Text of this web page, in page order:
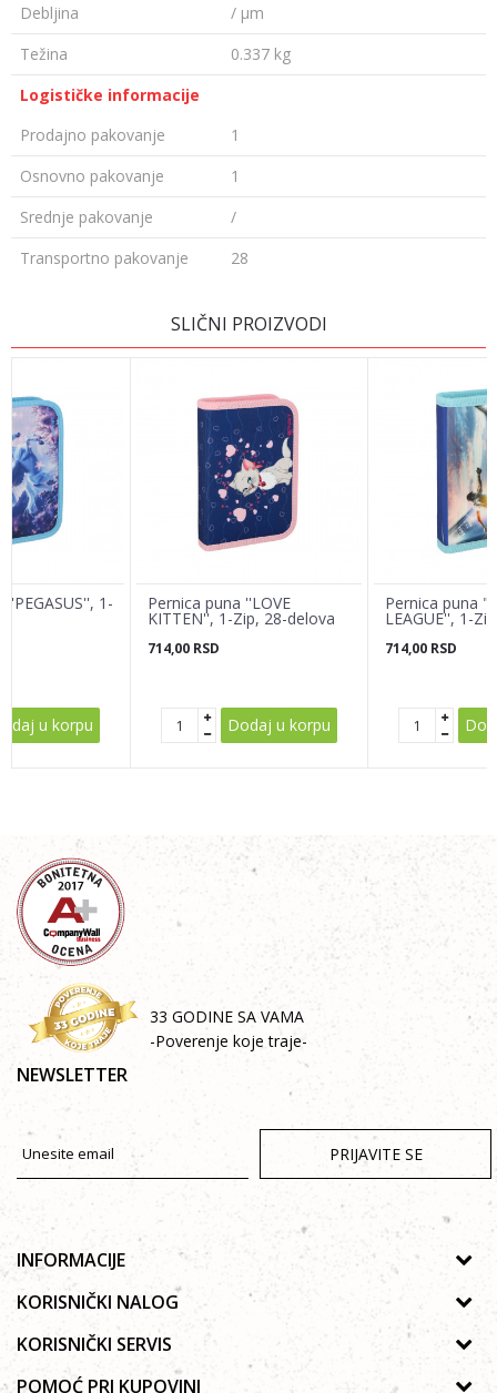
Debljina
/ µm
Težina
0.337 kg
Logističke informacije
Prodajno pakovanje
1
Osnovno pakovanje
1
Srednje pakovanje
/
Transportno pakovanje
28
Email adresa
Poruka
POŠALJI
SLIČNI PROIZVODI
1-
u korpu
Pernica puna ''LOVE
KITTEN'', 1-Zip, 28-delova
714,00 RSD
Dodaj u korpu
Pernica puna
LEAGUE'', 1-
714,00 RSD
33 GODINE SA VAMA
-Poverenje koje traje-
NEWSLETTER
PRIJAVITE SE
INFORMACIJE
O nama
Galerija
KORISNIČKI NALOG
Uputsvo za registraciju
Zaboravljena lozinka
KORISNIČKI SERVIS
Politika privatnosti
POMOĆ PRI KUPOVINI